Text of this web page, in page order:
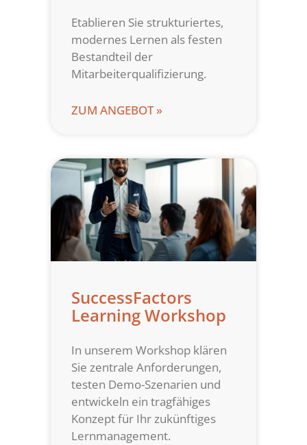
Etablieren Sie strukturiertes,
modernes Lernen als festen
Bestandteil der
Mitarbeiterqualifizierung.
ZUM ANGEBOT »
SuccessFactors
Learning Workshop
In unserem Workshop klären
Sie zentrale Anforderungen,
testen Demo-Szenarien und
entwickeln ein tragfähiges
Konzept für Ihr zukünftiges
Lernmanagement.